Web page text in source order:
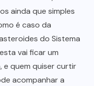
ainda que simples
é caso da
do Sistema
vai ficar um
e quem quiser curtir
acompanhar a